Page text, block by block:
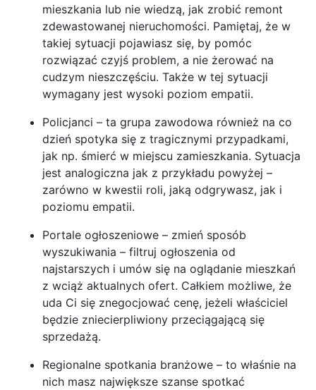
mieszkania lub nie wiedzą, jak zrobić remont
zdewastowanej nieruchomości. Pamiętaj, że w
takiej sytuacji pojawiasz się, by pomóc
rozwiązać czyjś problem, a nie żerować na
cudzym nieszczęściu. Także w tej sytuacji
wymagany jest wysoki poziom empatii.
Policjanci – ta grupa zawodowa również na co
dzień spotyka się z tragicznymi przypadkami,
jak np. śmierć w miejscu zamieszkania. Sytuacja
jest analogiczna jak z przykładu powyżej –
zarówno w kwestii roli, jaką odgrywasz, jak i
poziomu empatii.
Portale ogłoszeniowe – zmień sposób
wyszukiwania – filtruj ogłoszenia od
najstarszych i umów się na oglądanie mieszkań
z wciąż aktualnych ofert. Całkiem możliwe, że
uda Ci się znegocjować cenę, jeżeli właściciel
będzie zniecierpliwiony przeciągającą się
sprzedażą.
Regionalne spotkania branżowe – to właśnie na
nich masz największe szanse spotkać